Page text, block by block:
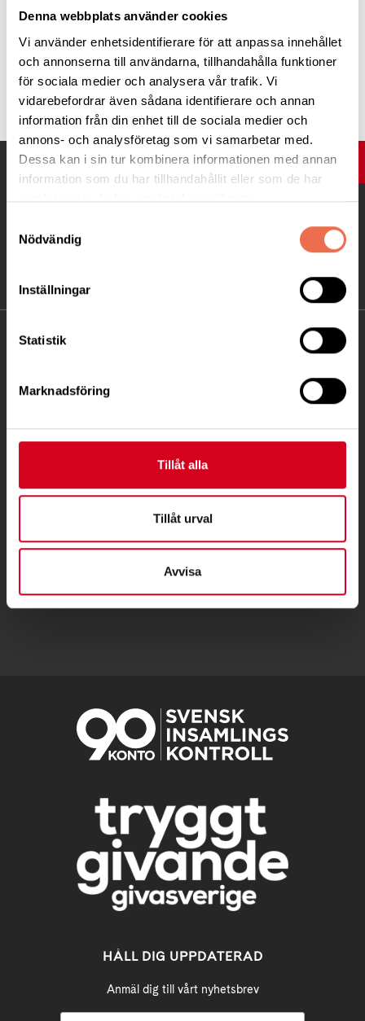
Denna webbplats använder cookies
Vi använder enhetsidentifierare för att anpassa innehållet
och annonserna till användarna, tillhandahålla funktioner
för sociala medier och analysera vår trafik. Vi
vidarebefordrar även sådana identifierare och annan
information från din enhet till de sociala medier och
annons- och analysföretag som vi samarbetar med.
Dessa kan i sin tur kombinera informationen med annan
information som du har tillhandahållit eller som de har
samlat in när du har använt deras tjänster.
Nödvändig
Inställningar
Statistik
Marknadsföring
Tillåt alla
Tillåt urval
Avvisa
31
Dagar som är fetmarkerade och med färg-prick har aktiviteter.
Klicka på en dag för att se dessa aktiviteter.
UPP
KONTAKT
Fatbursgatan 19, 118 28 Stockholm
Samma som besöksadress
stockholm@neuro.se
BG 5792-5224 PG 966078-8
HÅLL DIG UPPDATERAD
Anmäl dig till vårt nyhetsbrev